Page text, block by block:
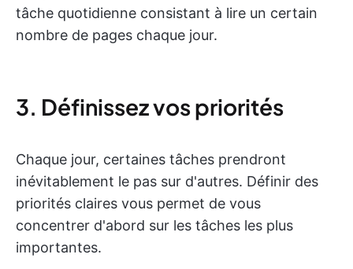
tâche quotidienne consistant à lire un certain
nombre de pages chaque jour.
3. Définissez vos priorités
Chaque jour, certaines tâches prendront
inévitablement le pas sur d'autres. Définir des
priorités claires vous permet de vous
concentrer d'abord sur les tâches les plus
importantes.